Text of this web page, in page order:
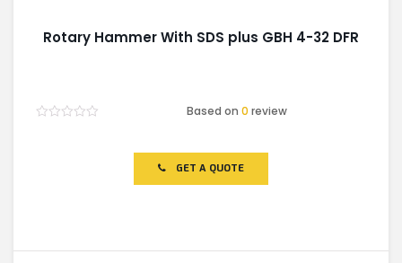
Rotary Hammer With SDS plus GBH 4-32 DFR
Based on0 review
GET A QUOTE